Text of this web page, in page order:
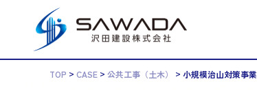
TOP > CASE > 公共工事（土木） > 小規模治山対策事業